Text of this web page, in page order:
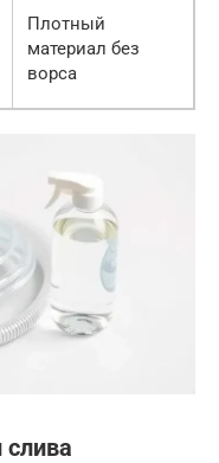
Плотный
материал без
ворса